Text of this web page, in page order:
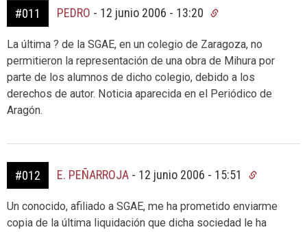
#011 PEDRO - 12 junio 2006 - 13:20
La última ? de la SGAE, en un colegio de Zaragoza, no
permitieron la representación de una obra de Mihura por
parte de los alumnos de dicho colegio, debido a los
derechos de autor. Noticia aparecida en el Periódico de
Aragón.
#012 E. PEÑARROJA - 12 junio 2006 - 15:51
Un conocido, afiliado a SGAE, me ha prometido enviarme
copia de la última liquidación que dicha sociedad le ha